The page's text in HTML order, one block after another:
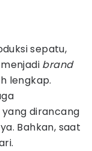
sepatu,
brand
lengkap.
dirancang
Bahkan, saat